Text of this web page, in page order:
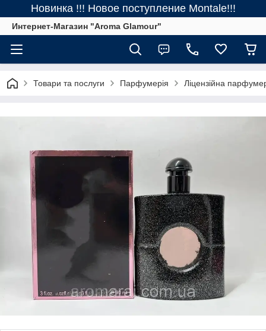
Новинка !!! Новое поступление Montale!!!
Интернет-Магазин "Aroma Glamour"
Товари та послуги Парфумерія Ліцензійна